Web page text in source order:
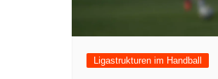
Ligastrukturen im Handball